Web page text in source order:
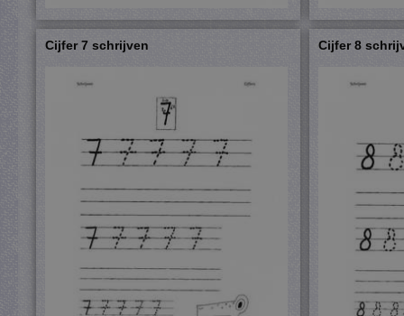
Cijfer 7 schrijven Cijfer 8